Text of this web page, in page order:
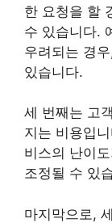
한 요청을 할
수 있습니다.
우려되는 경
있습니다.
세 번째는 고
지는 비용입
비스의 난이
조정될 수 있
마지막으로,